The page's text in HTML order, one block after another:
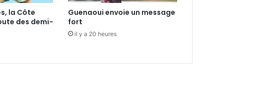
la Côte
des demi-
Guenaoui envoie un message
fort
il y a 20 heures